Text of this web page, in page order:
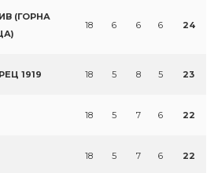
(ГОРНА
18 6 6 6 24
1919 18 5 8 5 23
18 5 7 6 22
18 5 7 6 22